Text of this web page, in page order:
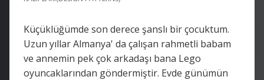
Küçüklüğümde son derece şanslı bir çocuktum.
Uzun yıllar Almanya' da çalışan rahmetli babam
ve annemin pek çok arkadaşı bana Lego
oyuncaklarından göndermiştir. Evde günümün